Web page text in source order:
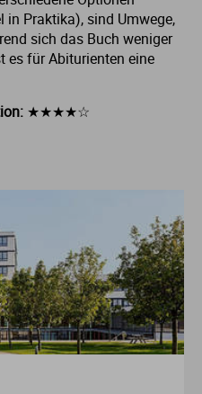
in Praktika), sind Umwege,
sich das Buch weniger
es für Abiturienten eine
★★★★☆